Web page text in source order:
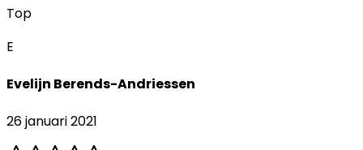
Top
E
Evelijn Berends-Andriessen
26 januari 2021